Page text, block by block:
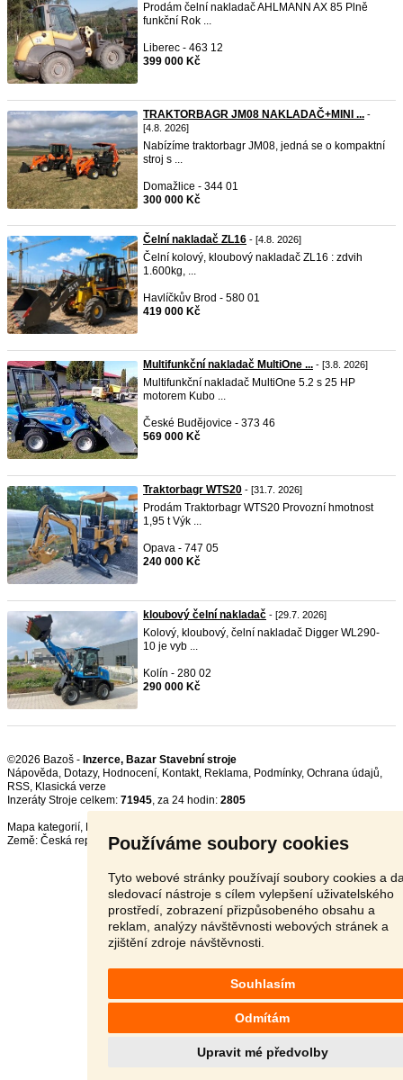
Používáme soubory cookies
Tyto webové stránky používají soubory cookies a
sledovací nástroje s cílem vylepšení uživatelského
prostředí, zobrazení přizpůsobeného obsahu a
reklam, analýzy návštěvnosti webových stránek a
zjištění zdroje návštěvnosti.
Souhlasím
Odmítám
Upravit mé předvolby
Prodám čelní nakladač AHLMANN AX 85 Plně
funkční Rok ...
Liberec - 463 12
399 000 Kč
TRAKTORBAGR JM08 NAKLADAČ+MINI ... -
[4.8. 2026]
Nabízíme traktorbagr JM08, jedná se o kompaktní
stroj s ...
Domažlice - 344 01
300 000 Kč
Čelní nakladač ZL16 - [4.8. 2026]
Čelní kolový, kloubový nakladač ZL16 : zdvih
1.600kg, ...
Havlíčkův Brod - 580 01
419 000 Kč
Multifunkční nakladač MultiOne ... - [3.8. 2026]
Multifunkční nakladač MultiOne 5.2 s 25 HP
motorem Kubo ...
České Budějovice - 373 46
569 000 Kč
Traktorbagr WTS20 - [31.7. 2026]
Prodám Traktorbagr WTS20 Provozní hmotnost
1,95 t Výk ...
Opava - 747 05
240 000 Kč
kloubový čelní nakladač - [29.7. 2026]
Kolový, kloubový, čelní nakladač Digger WL290-
10 je vyb ...
Kolín - 280 02
290 000 Kč
©2026 Bazoš - Inzerce, Bazar Stavební stroje
Nápověda, Dotazy, Hodnocení, Kontakt, Reklama, Podmínky, Ochrana údajů,
RSS,
Inzeráty Stroje celkem: 71945, za 24 hodin: 2805
Mapa kategorií,
Země: Česká republika,Slovensko,Polsko,Rakousko